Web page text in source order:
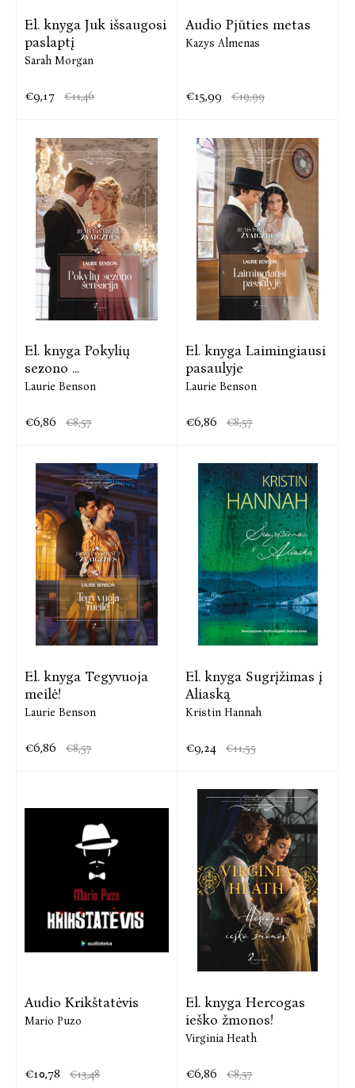
El. knyga Juk išsaugosi
paslaptį
Sarah Morgan
€9,17 €11,46
Audio Pjūties metas
Kazys Almenas
€15,99 €19,99
El. knyga Pokylių
sezono ...
Laurie Benson
€6,86 €8,57
El. knyga Laimingiausi
pasaulyje
Laurie Benson
€6,86 €8,57
El. knyga Tegyvuoja
meilė!
Laurie Benson
€6,86 €8,57
El. knyga Sugrįžimas į
Aliaską
Kristin Hannah
€9,24 €11,55
Audio Krikštatėvis
Mario Puzo
€10,78 €13,48
El. knyga Hercogas
ieško žmonos!
Virginia Heath
€6,86 €8,57